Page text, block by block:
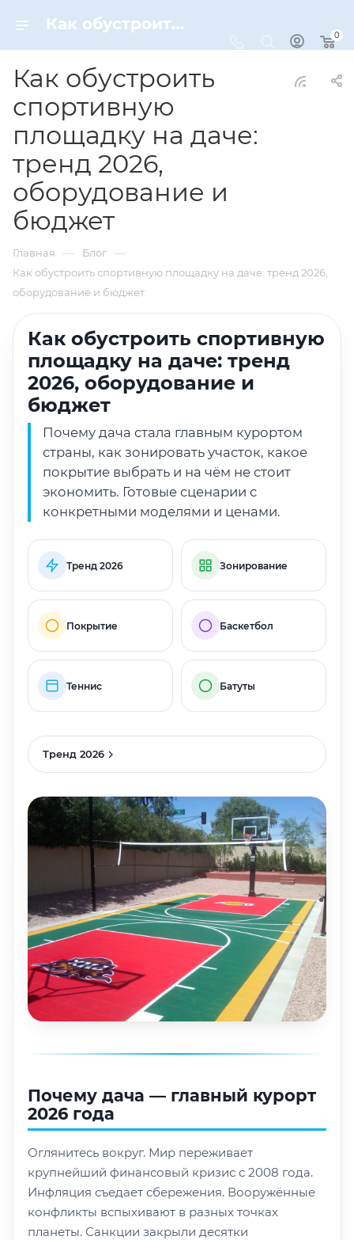
Как обустроить спортивную площадку на даче: оборудование, бюджет и планировка 2026 | Статьи Dynamic-Sport
0
Как обустроить
спортивную
площадку на даче:
тренд 2026,
оборудование и
бюджет
Главная — Блог —
Как обустроить спортивную площадку на даче: тренд 2026,
оборудование и бюджет
Как обустроить спортивную
площадку на даче: тренд
2026, оборудование и
бюджет
Почему дача стала главным курортом
страны, как зонировать участок, какое
покрытие выбрать и на чём не стоит
экономить. Готовые сценарии с
конкретными моделями и ценами.
Тренд 2026 Зонирование
Покрытие Баскетбол
Теннис Батуты
Тренд 2026
Почему дача — главный курорт
2026 года
Оглянитесь вокруг. Мир переживает
крупнейший финансовый кризис с 2008 года.
Инфляция съедает сбережения. Вооружённые
конфликты вспыхивают в разных точках
планеты. Санкции закрыли десятки